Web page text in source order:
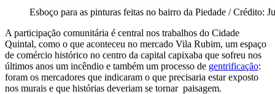
Esboço para as pinturas feitas no bairro da Piedade / Crédito:
A participação comunitária é central nos trabalhos do Cidade
Quintal, como o que aconteceu no mercado Vila Rubim, um espaço
de comércio histórico no centro da capital capixaba que sofreu nos
últimos anos um incêndio e também um processo de gentrificação:
foram os mercadores que indicaram o que precisaria estar exposto
nos murais e que histórias deveriam se tornar paisagem.